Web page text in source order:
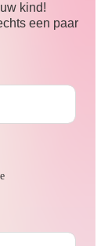
kind!
een paar